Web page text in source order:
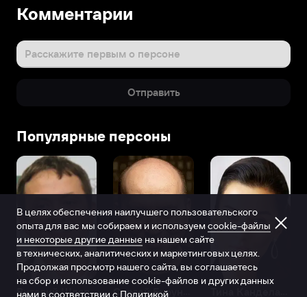
Комментарии
Расскажите первым о персоне
Отправить
Популярные персоны
Виталий Шляппо
В целях обеспечения наилучшего пользовательского
опыта для вас мы собираем и используем cookie-файлы
и некоторые другие данные на нашем сайте
в технических, аналитических и маркетинговых целях.
Продолжая просмотр нашего сайта, вы соглашаетесь
на сбор и использование cookie-файлов и других данных
нами в соответствии с Политикой